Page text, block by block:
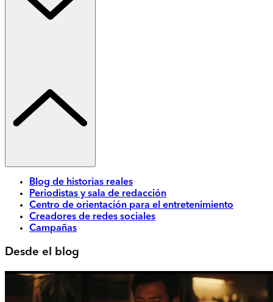
Blog de historias reales
Periodistas y sala de redacción
Centro de orientación para el entretenimiento
Creadores de redes sociales
Campañas
Desde el blog